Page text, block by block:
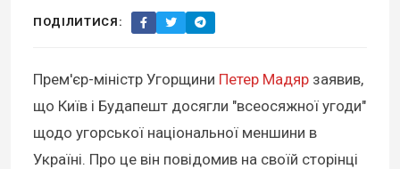
ПОДІЛИТИСЯ:
Прем'єр-міністр Угорщини Петер Мадяр заявив,
що Київ і Будапешт досягли "всеосяжної угоди"
щодо угорської національної меншини в
Україні. Про це він повідомив на своїй сторінці